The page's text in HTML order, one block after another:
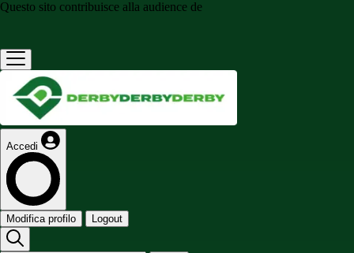
Questo sito contribuisce alla audience de
Accedi
Modifica profilo Logout